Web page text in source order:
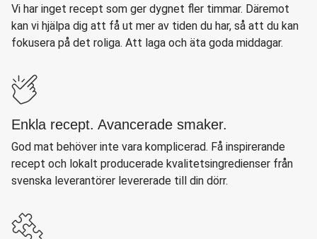
Vi har inget recept som ger dygnet fler timmar. Däremot
kan vi hjälpa dig att få ut mer av tiden du har, så att du kan
fokusera på det roliga. Att laga och äta goda middagar.
Enkla recept. Avancerade smaker.
God mat behöver inte vara komplicerad. Få inspirerande
recept och lokalt producerade kvalitetsingredienser från
svenska leverantörer levererade till din dörr.